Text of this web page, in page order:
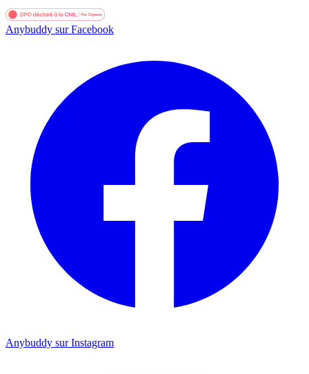
Anybuddy sur Facebook
Anybuddy sur Instagram